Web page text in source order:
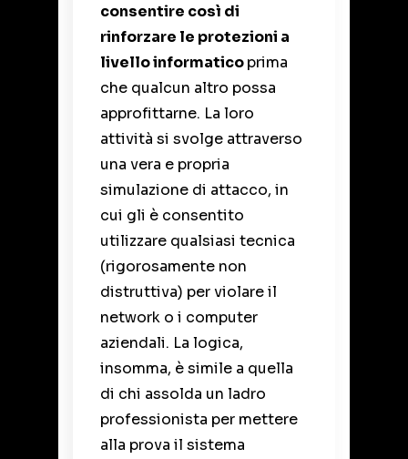
consentire così di
rinforzare le protezioni a
livello informaticoprima
che qualcun altro possa
approfittarne. La loro
attività si svolge attraverso
una vera e propria
simulazione di attacco, in
cui gli è consentito
utilizzare qualsiasi tecnica
(rigorosamente non
distruttiva) per violare il
network o i computer
aziendali. La logica,
insomma, è simile a quella
di chi assolda un ladro
professionista per mettere
alla prova il sistema